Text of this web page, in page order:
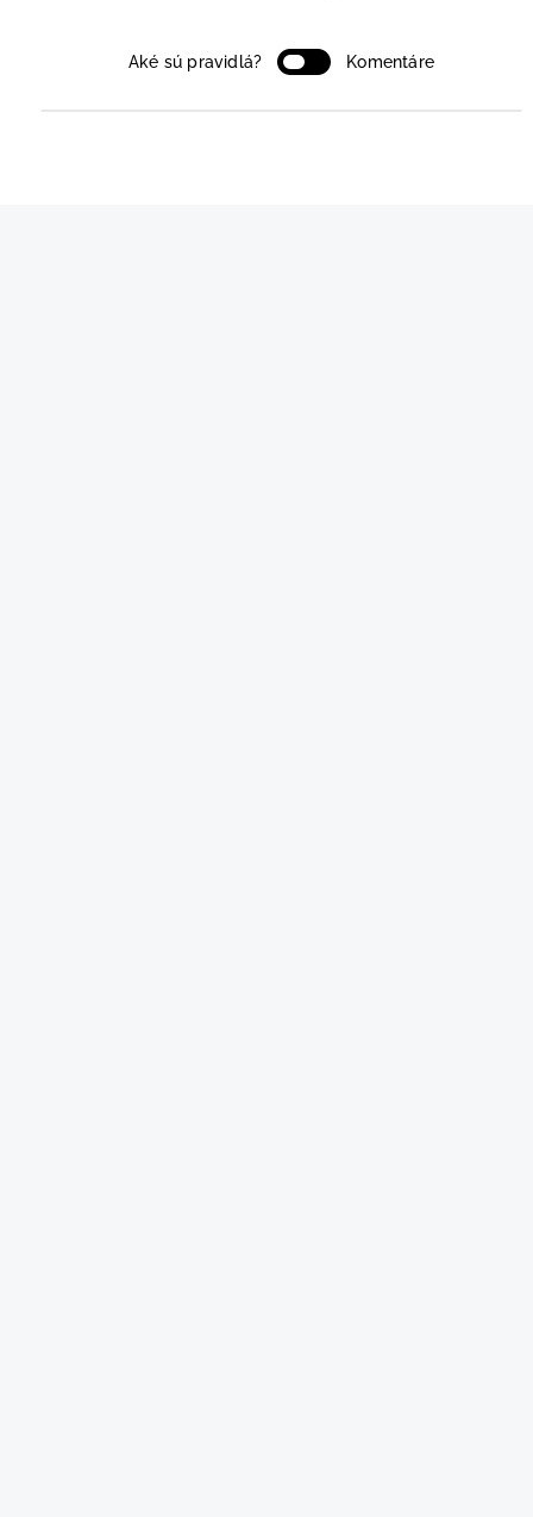
Aké sú pravidlá? Komentáre